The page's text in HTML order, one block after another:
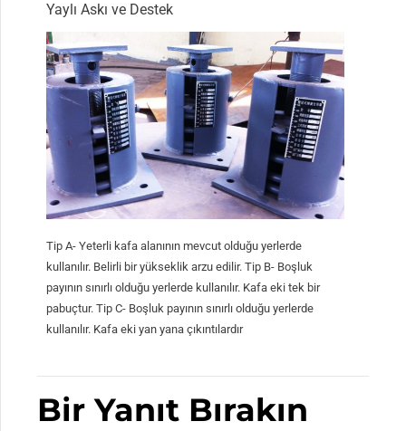
Yaylı Askı ve Destek
Tip A- Yeterli kafa alanının mevcut olduğu yerlerde
kullanılır. Belirli bir yükseklik arzu edilir. Tip B- Boşluk
payının sınırlı olduğu yerlerde kullanılır. Kafa eki tek bir
pabuçtur. Tip C- Boşluk payının sınırlı olduğu yerlerde
kullanılır. Kafa eki yan yana çıkıntılardır
Bir Yanıt Bırakın